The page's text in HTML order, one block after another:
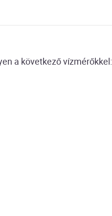
a következő vízmérőkkel: